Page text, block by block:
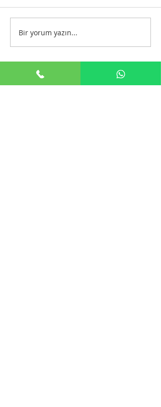
Zor Konularda Konuşmak
Bir yorum yazın...